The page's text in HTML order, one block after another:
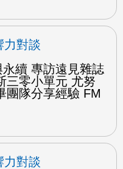
力對談
續 專訪遠見雜誌
三零小單元 尤努
團隊分享經驗 FM
力對談